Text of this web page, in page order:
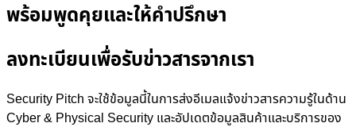
พร้อมพูดคุยและให้คำปรึกษา
ลงทะเบียนเพื่อรับข่าวสารจากเรา
Security Pitch จะใช้ข้อมูลนี้ในการส่งอีเมลแจ้งข่าวสารความรู้ในด้าน
Cyber & Physical Security และอัปเดตข้อมูลสินค้าและบริการของ